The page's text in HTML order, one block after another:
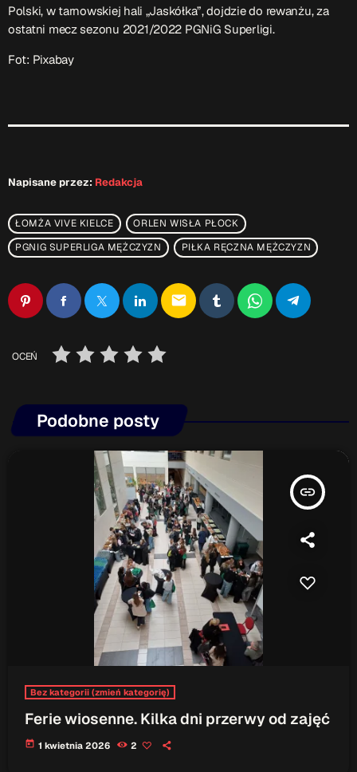
Polski, w tarnowskiej hali „Jaskółka”, dojdzie do rewanżu, za
ostatni mecz sezonu 2021/2022 PGNiG Superligi.
Fot: Pixabay
Napisane przez: Redakcja
ŁOMŻA VIVE KIELCE
ORLEN WISŁA PŁOCK
PGNIG SUPERLIGA MĘŻCZYZN
PIŁKA RĘCZNA MĘŻCZYZN
email
OCEŃ
Podobne posty
insert_link
Bez kategorii (zmień kategorię)
Ferie wiosenne. Kilka dni przerwy od zajęć
today 1 kwietnia 2026 2